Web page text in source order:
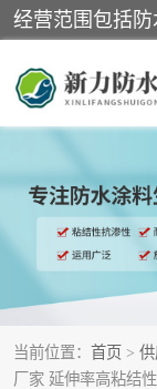
当前位置： 首页 >
厂家 延伸率高粘结
黑豹防水胶
乳化沥青防水
非固化橡胶防